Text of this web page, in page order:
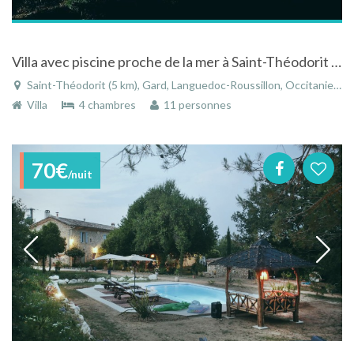
Villa avec piscine proche de la mer à Saint-Théodorit dans le Gard dans le Languedoc-Roussillon
Saint-Théodorit (5 km), Gard, Languedoc-Roussillon, Occitanie, France
Villa
4 chambres 11 personnes
70€/nuit